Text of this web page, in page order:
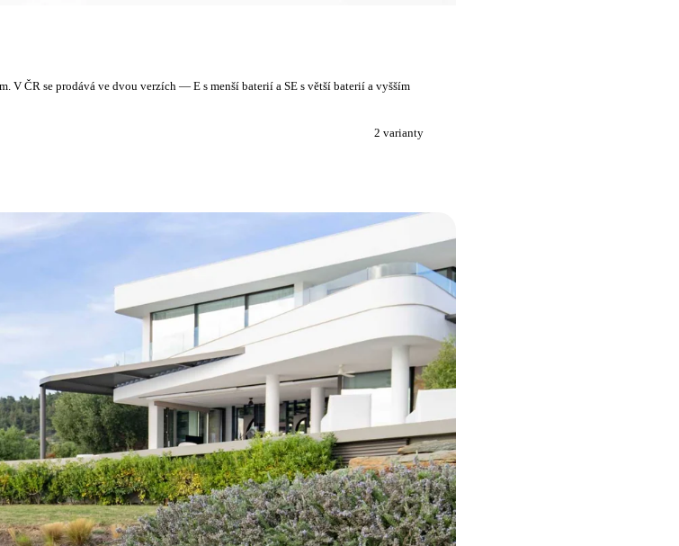
ČR se prodává ve dvou verzích — E s menší baterií a SE s větší baterií a vyšším
2 varianty